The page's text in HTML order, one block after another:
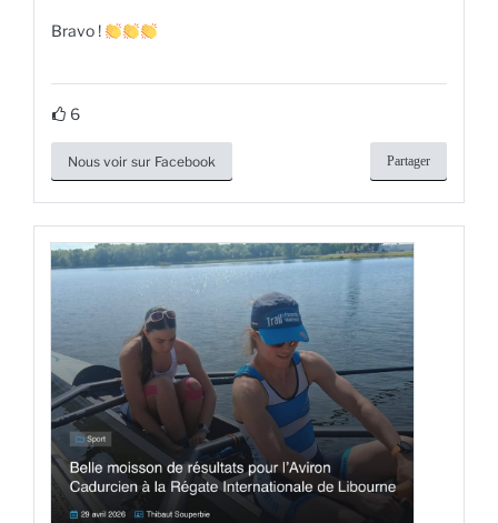
Bravo !
6
Nous voir sur Facebook Partager